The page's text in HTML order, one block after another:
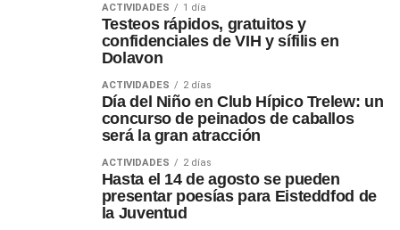
ACTIVIDADES 1 día
Testeos rápidos, gratuitos y
confidenciales de VIH y sífilis en
Dolavon
ACTIVIDADES 2 días
Día del Niño en Club Hípico Trelew: un
concurso de peinados de caballos
será la gran atracción
ACTIVIDADES 2 días
Hasta el 14 de agosto se pueden
presentar poesías para Eisteddfod de
la Juventud